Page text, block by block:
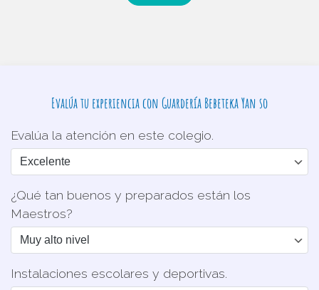
Evalúa tu experiencia con Guardería Bebeteka Yan so
Evalúa la atención en este colegio.
¿Qué tan buenos y preparados están los
Maestros?
Instalaciones escolares y deportivas.